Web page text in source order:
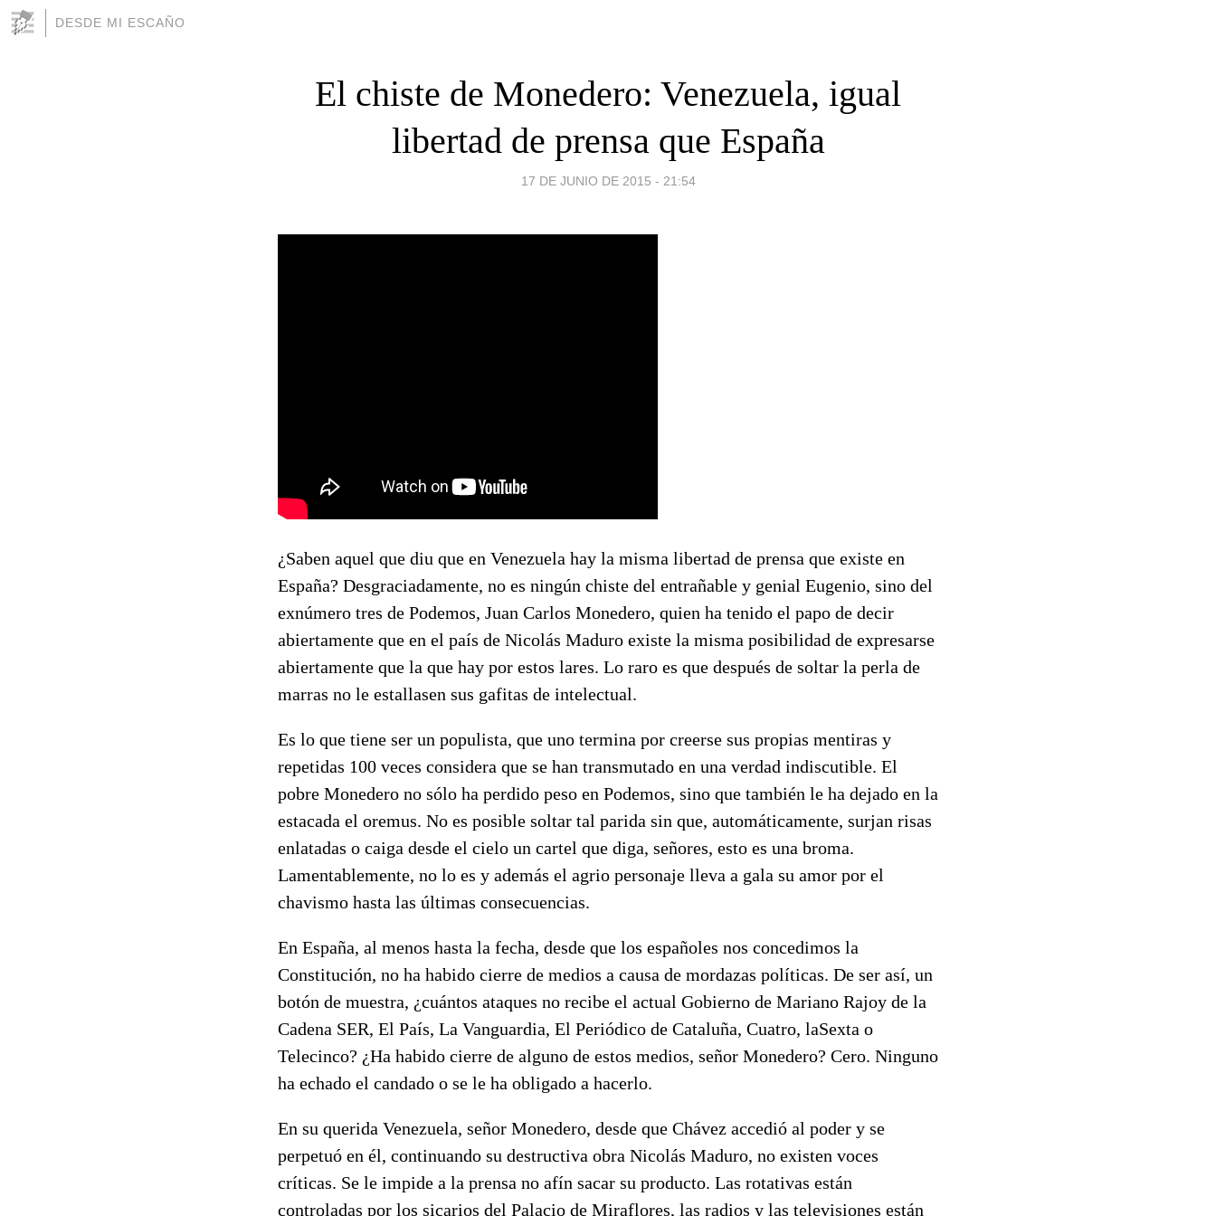
DESDE MI ESCAÑO
El chiste de Monedero: Venezuela, igual
libertad de prensa que España
17 DE JUNIO DE 2015 - 21:54
¿Saben aquel que diu que en Venezuela hay la misma libertad de prensa que existe en
España? Desgraciadamente, no es ningún chiste del entrañable y genial Eugenio, sino del
exnúmero tres de Podemos, Juan Carlos Monedero, quien ha tenido el papo de decir
abiertamente que en el país de Nicolás Maduro existe la misma posibilidad de expresarse
abiertamente que la que hay por estos lares. Lo raro es que después de soltar la perla de
marras no le estallasen sus gafitas de intelectual.
Es lo que tiene ser un populista, que uno termina por creerse sus propias mentiras y
repetidas 100 veces considera que se han transmutado en una verdad indiscutible. El
pobre Monedero no sólo ha perdido peso en Podemos, sino que también le ha dejado en la
estacada el oremus. No es posible soltar tal parida sin que, automáticamente, surjan risas
enlatadas o caiga desde el cielo un cartel que diga, señores, esto es una broma.
Lamentablemente, no lo es y además el agrio personaje lleva a gala su amor por el
chavismo hasta las últimas consecuencias.
En España, al menos hasta la fecha, desde que los españoles nos concedimos la
Constitución, no ha habido cierre de medios a causa de mordazas políticas. De ser así, un
botón de muestra, ¿cuántos ataques no recibe el actual Gobierno de Mariano Rajoy de la
Cadena SER, El País, La Vanguardia, El Periódico de Cataluña, Cuatro, laSexta o
Telecinco? ¿Ha habido cierre de alguno de estos medios, señor Monedero? Cero. Ninguno
ha echado el candado o se le ha obligado a hacerlo.
En su querida Venezuela, señor Monedero, desde que Chávez accedió al poder y se
perpetuó en él, continuando su destructiva obra Nicolás Maduro, no existen voces
críticas. Se le impide a la prensa no afín sacar su producto. Las rotativas están
controladas por los sicarios del Palacio de Miraflores, las radios y las televisiones están